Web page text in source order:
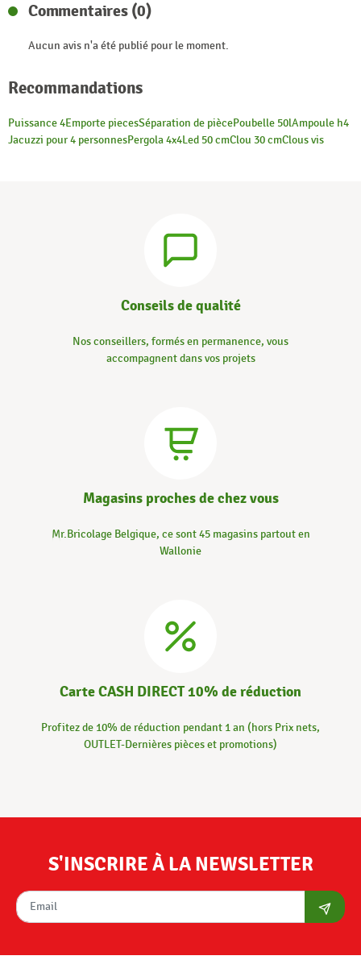
Commentaires (0)
Aucun avis n'a été publié pour le moment.
Recommandations
Puissance 4Emporte piecesSéparation de piècePoubelle 50lAmpoule h4
Jacuzzi pour 4 personnesPergola 4x4Led 50 cmClou 30 cmClous vis
Conseils de qualité
Nos conseillers, formés en permanence, vous
accompagnent dans vos projets
Magasins proches de chez vous
Mr.Bricolage Belgique, ce sont 45 magasins partout en
Wallonie
Carte CASH DIRECT 10% de réduction
Profitez de 10% de réduction pendant 1 an (hors Prix nets,
OUTLET-Dernières pièces et promotions)
S'INSCRIRE À LA NEWSLETTER